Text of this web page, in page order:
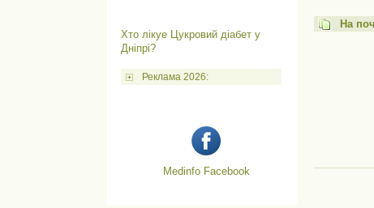
Хто лікуе Цукровий діабет у
Дніпрі?
Реклама 2026:
Medinfo Facebook
На